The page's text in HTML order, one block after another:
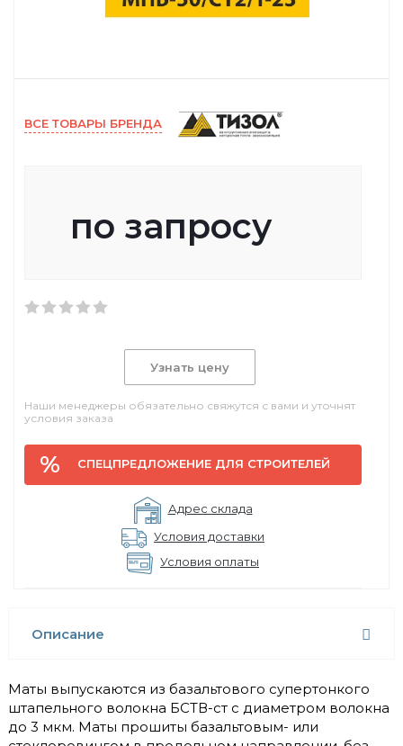
ВСЕ ТОВАРЫ БРЕНДА
по запросу
Узнать цену
Наши менеджеры обязательно свяжутся с вами и уточнят
условия заказа
СПЕЦПРЕДЛОЖЕНИЕ ДЛЯ СТРОИТЕЛЕЙ
Адрес склада
Условия доставки
Условия оплаты
Описание
Маты выпускаются из базальтового супертонкого
штапельного волокна БСТВ-ст с диаметром волокна
до 3 мкм. Маты прошиты базальтовым- или